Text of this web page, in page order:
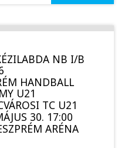
NB I/B
HANDBALL
U21
TC U21
30. 17:00
ARÉNA